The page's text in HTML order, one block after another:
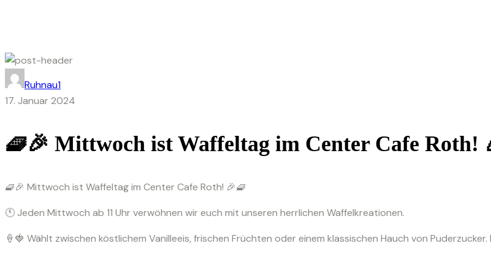
Ruhnau1
17. Januar 2024
🧇🎉 Mittwoch ist Waffeltag im Center Cafe Roth!
🧇🎉 Mittwoch ist Waffeltag im Center Cafe Roth! 🎉🧇
🕚 Jeden Mittwoch ab 11 Uhr verwöhnen wir euch mit unseren herrlichen Waffelkreationen.
🍦🍓 Wählt zwischen köstlichem Vanilleeis, frischen Früchten oder einem klassischen Hauch von